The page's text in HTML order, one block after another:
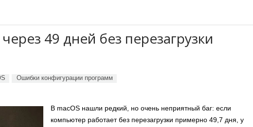
49 дней без перезагрузки
Ошибки конфигурации программ
В macOS нашли редкий, но очень неприятный баг: если
компьютер работает без перезагрузки примерно 49,7 дня, у